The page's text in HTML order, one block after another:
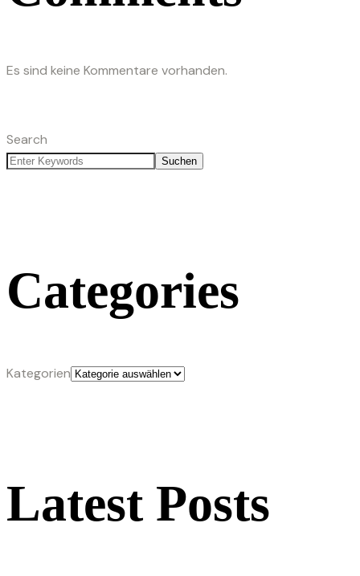
Es sind keine Kommentare vorhanden.
Search
Suchen
Categories
Kategorien
Latest Posts